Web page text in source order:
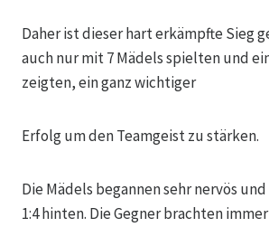
Daher ist dieser hart erkämpfte Sieg
auch nur mit 7 Mädels spielten und
zeigten, ein ganz wichtiger
Erfolg um den Teamgeist zu stärken.
Die Mädels begannen sehr nervös
1:4 hinten. Die Gegner brachten